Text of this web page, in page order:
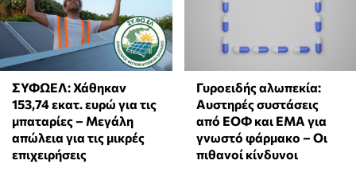
ΣΥΦΩΕΛ: Χάθηκαν
153,74 εκατ. ευρώ για τις
μπαταρίες – Μεγάλη
απώλεια για τις μικρές
επιχειρήσεις
Γυροειδής αλωπεκία:
Αυστηρές συστάσεις
από ΕΟΦ και EMA για
γνωστό φάρμακο – Οι
πιθανοί κίνδυνοι